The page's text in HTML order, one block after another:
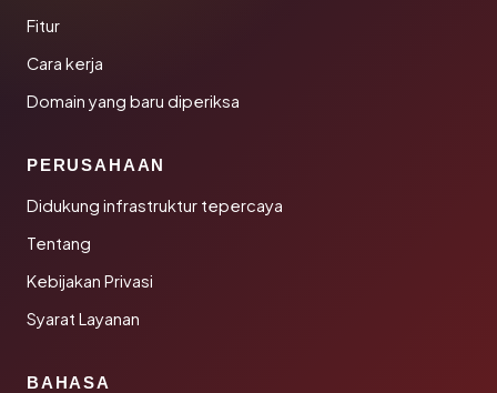
Fitur
Cara kerja
Domain yang baru diperiksa
PERUSAHAAN
Didukung infrastruktur tepercaya
Tentang
Kebijakan Privasi
Syarat Layanan
BAHASA